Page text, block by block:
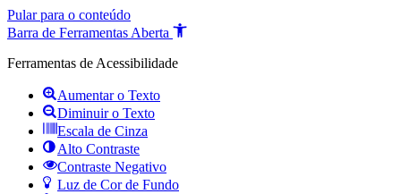
Pular para o conteúdo
Barra de Ferramentas Aberta
Ferramentas de Acessibilidade
Aumentar o Texto
Diminuir o Texto
Escala de Cinza
Alto Contraste
Contraste Negativo
Luz de Cor de Fundo